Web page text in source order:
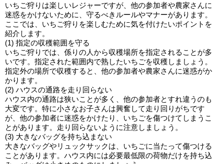
いちご狩りは楽しいレジャーですが、他の参加者や農家さんに
迷惑をかけないために、守るべきルールやマナーがあります。
ここでは、いちご狩りを楽しむために気を付けたいポイントを
紹介します。
(1) 指定の収穫範囲を守る
いちご狩りでは、係りの人から収穫場所を指定されることが多
いです。指定された範囲内で熟したいちごを収穫しましょう。
指定外の場所で収穫すると、他の参加者や農家さんに迷惑がか
かります。
(2) ハウスの通路を走り回らない
ハウス内の通路は狭いことが多く、他の参加者とすれ違うのも
大変です。特に小さなお子さんは興奮して走り回りがちです
が、他の参加者に迷惑をかけたり、いちごを傷つけてしまうこ
とがあります。走り回らないように注意しましょう。
(3) 大きなバッグを持ち込まない
大きなバッグやリュックサックは、いちごに当たって傷つける
ことがあります。ハウス内には必要最低限の荷物だけを持ち込